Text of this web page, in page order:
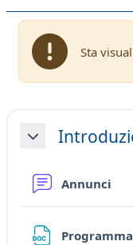
Sta
Schema della
Minimizza
Annunci